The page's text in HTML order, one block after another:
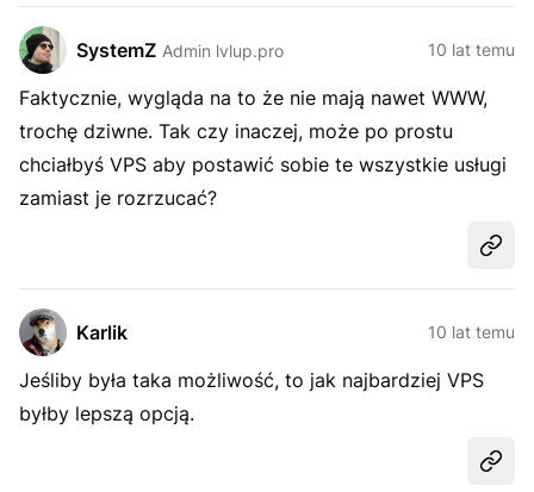
SystemZ Admin lvlup.pro 10 lat temu
Faktycznie, wygląda na to że nie mają nawet WWW,
trochę dziwne. Tak czy inaczej, może po prostu
chciałbyś VPS aby postawić sobie te wszystkie usługi
zamiast je rozrzucać?
Karlik 10 lat temu
Jeśliby była taka możliwość, to jak najbardziej VPS
byłby lepszą opcją.